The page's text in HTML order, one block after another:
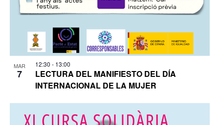
MAR
7
LECTURA DEL MANIFIESTO DEL DÍA
INTERNACIONAL DE LA MUJER
12:30 - 13:00